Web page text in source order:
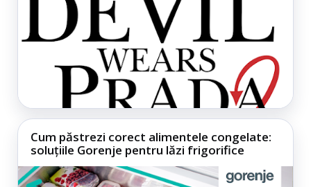
Cum păstrezi corect alimentele congelate:
soluțiile Gorenje pentru lăzi frigorifice